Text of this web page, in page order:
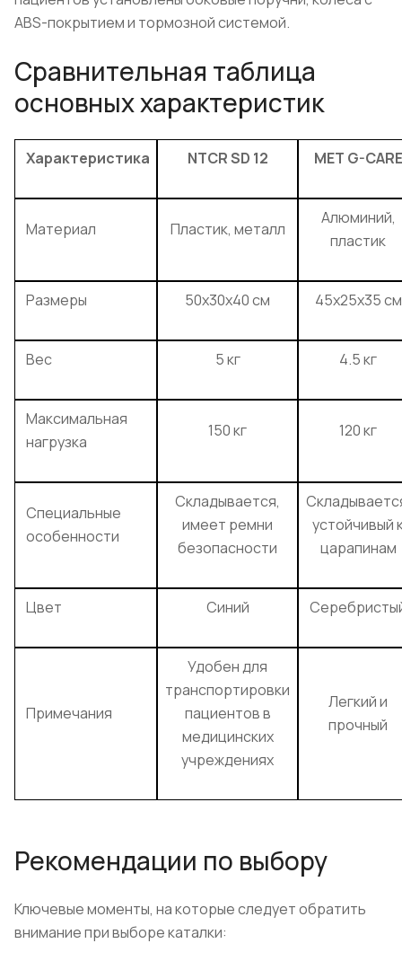
ABS-покрытием и тормозной системой.
Сравнительная таблица
основных характеристик
Характеристика NTCR SD 12 MET G-CARE
Материал Пластик, металл
Алюминий,
пластик
Размеры 50x30x40 см 45x25x35 см
Вес 5 кг 4.5 кг
Максимальная
нагрузка
150 кг 120 кг
Специальные
особенности
Складывается,
имеет ремни
безопасности
устойчивый
царапинам
Цвет Синий
Примечания
Удобен для
транспортировки
пациентов в
медицинских
учреждениях
Легкий и
прочный
Рекомендации по выбору
Ключевые моменты, на которые следует обратить
внимание при выборе каталки: